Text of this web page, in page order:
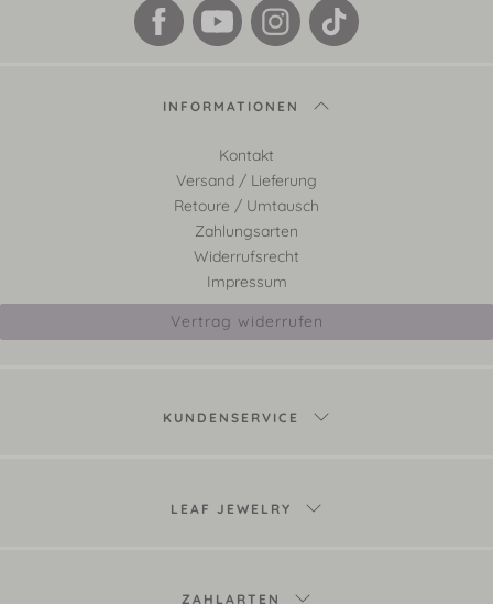
INFORMATIONEN
Kontakt
Versand / Lieferung
Retoure / Umtausch
Zahlungsarten
Widerrufsrecht
Impressum
Vertrag widerrufen
KUNDENSERVICE
LEAF JEWELRY
ZAHLARTEN